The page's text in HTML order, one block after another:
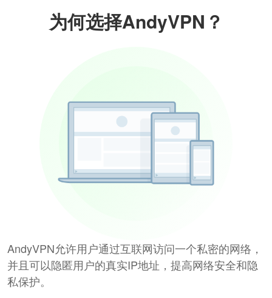
为何选择AndyVPN？
AndyVPN允许用户通过互联网访问一个私密的网络，
并且可以隐匿用户的真实IP地址，提高网络安全和隐
私保护。